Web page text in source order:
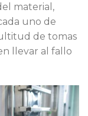
material,
uno de
de tomas
llevar al fallo